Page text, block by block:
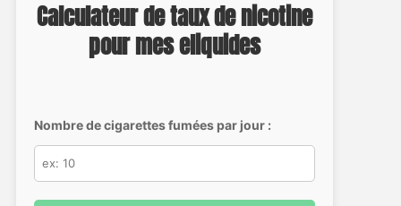
Calculateur de taux de nicotine
pour mes eliquides
Nombre de cigarettes fumées par jour :